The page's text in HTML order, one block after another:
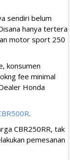
sendiri belum
hanya tertera
motor sport 250
konsumen
fee minimal
Honda
.
CBR250RR, tak
pemesanan